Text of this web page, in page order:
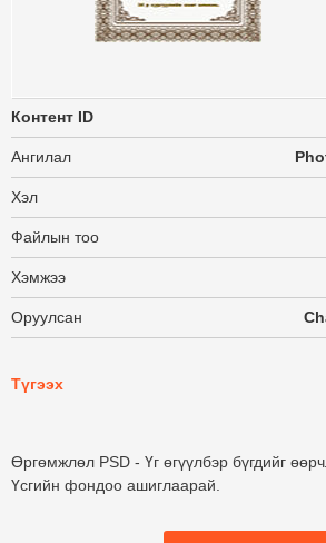
Контент ID
Ангилал
Хэл
Файлын тоо
Хэмжээ
Оруулсан
Түгээх
Өргөмжлөл PSD - Үг өгүүлбэр бүгдийг
Үсгийн фондоо ашиглаарай.